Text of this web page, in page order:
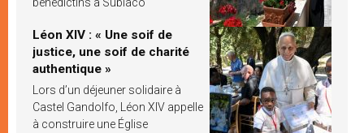
Léon XIV : « Une soif de
justice, une soif de charité
authentique »
Lors d’un déjeuner solidaire à
Castel Gandolfo, Léon XIV appelle
à construire une Église